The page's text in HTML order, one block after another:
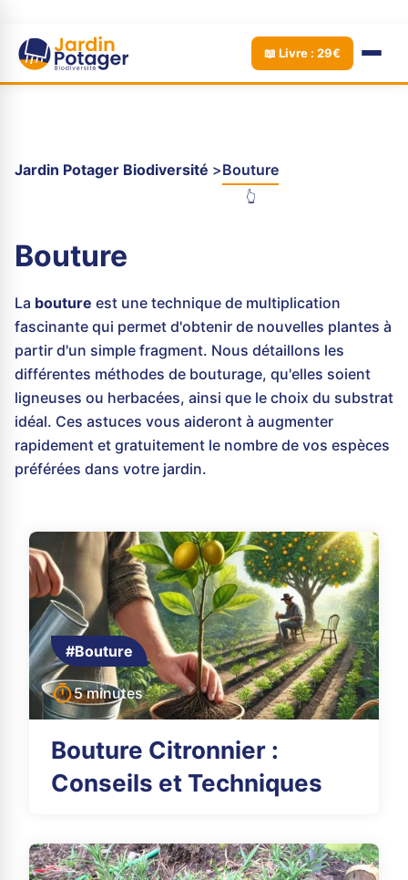
📖 Livre : 29€
Jardin Potager Biodiversité Bouture
👆
Bouture
La bouture est une technique de multiplication
fascinante qui permet d'obtenir de nouvelles plantes à
partir d'un simple fragment. Nous détaillons les
différentes méthodes de bouturage, qu'elles soient
ligneuses ou herbacées, ainsi que le choix du substrat
idéal. Ces astuces vous aideront à augmenter
rapidement et gratuitement le nombre de vos espèces
préférées dans votre jardin.
#Bouture
5 minutes
Bouture Citronnier :
Conseils et Techniques